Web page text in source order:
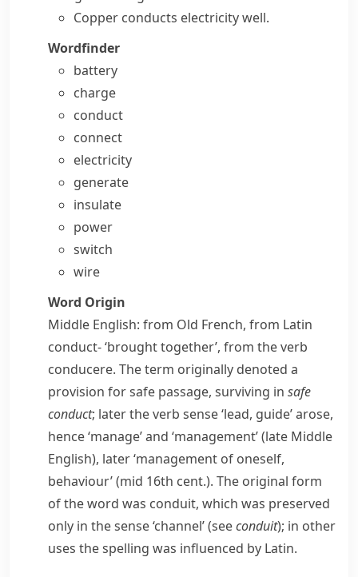
Copper conducts electricity well.
Wordfinder
battery
charge
conduct
connect
electricity
generate
insulate
power
switch
wire
Word Origin
Middle English: from Old French, from Latin
conduct-‘brought together’, from the verb
conducere. The term originally denoted a
provision for safe passage, surviving in safe
conduct; later the verb sense ‘lead, guide’ arose,
hence ‘manage’ and ‘management’ (late Middle
English), later ‘management of oneself,
behaviour’ (mid 16th cent.). The original form
of the word was conduit, which was preserved
only in the sense ‘channel’ (seeconduit); in other
uses the spelling was influenced by Latin.